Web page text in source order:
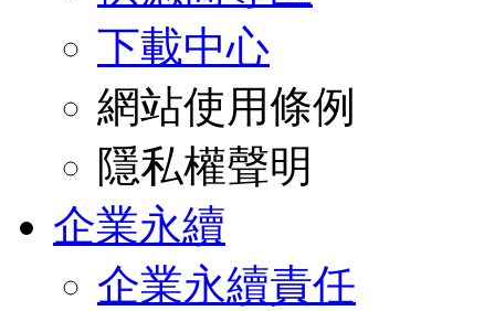
下載中心
網站使用條例
隱私權聲明
企業永續
企業永續責任